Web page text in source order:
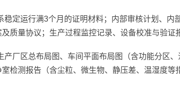
稳定运行满3个月的证明材料；内部审核计划、
质量协议；生产过程监控记录、设备校准与验证
产厂区总布局图、车间平面布局图（含功能分区
检测报告（含尘粒、微生物、静压差、温湿度等